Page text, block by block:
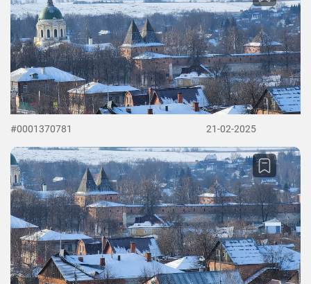
#0001370781 21-02-2025